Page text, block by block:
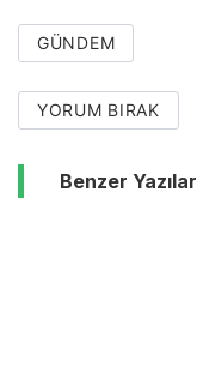
GÜNDEM
YORUM BIRAK
Benzer Yazılar